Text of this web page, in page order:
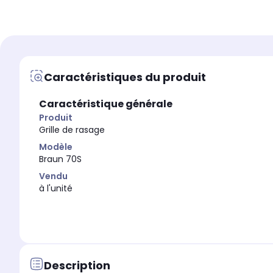
Caractéristiques du produit
Caractéristique générale
Produit
Grille de rasage
Modèle
Braun 70S
Vendu
à l'unité
Description